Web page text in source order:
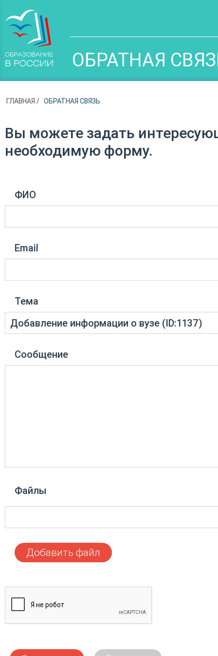
ОБРАТНАЯ
ГЛАВНАЯ ОБРАТНАЯ СВЯЗЬ
Вы можете задать
необходимую форму.
ФИО
Email
Тема
Сообщение
Файлы
Добавить файл